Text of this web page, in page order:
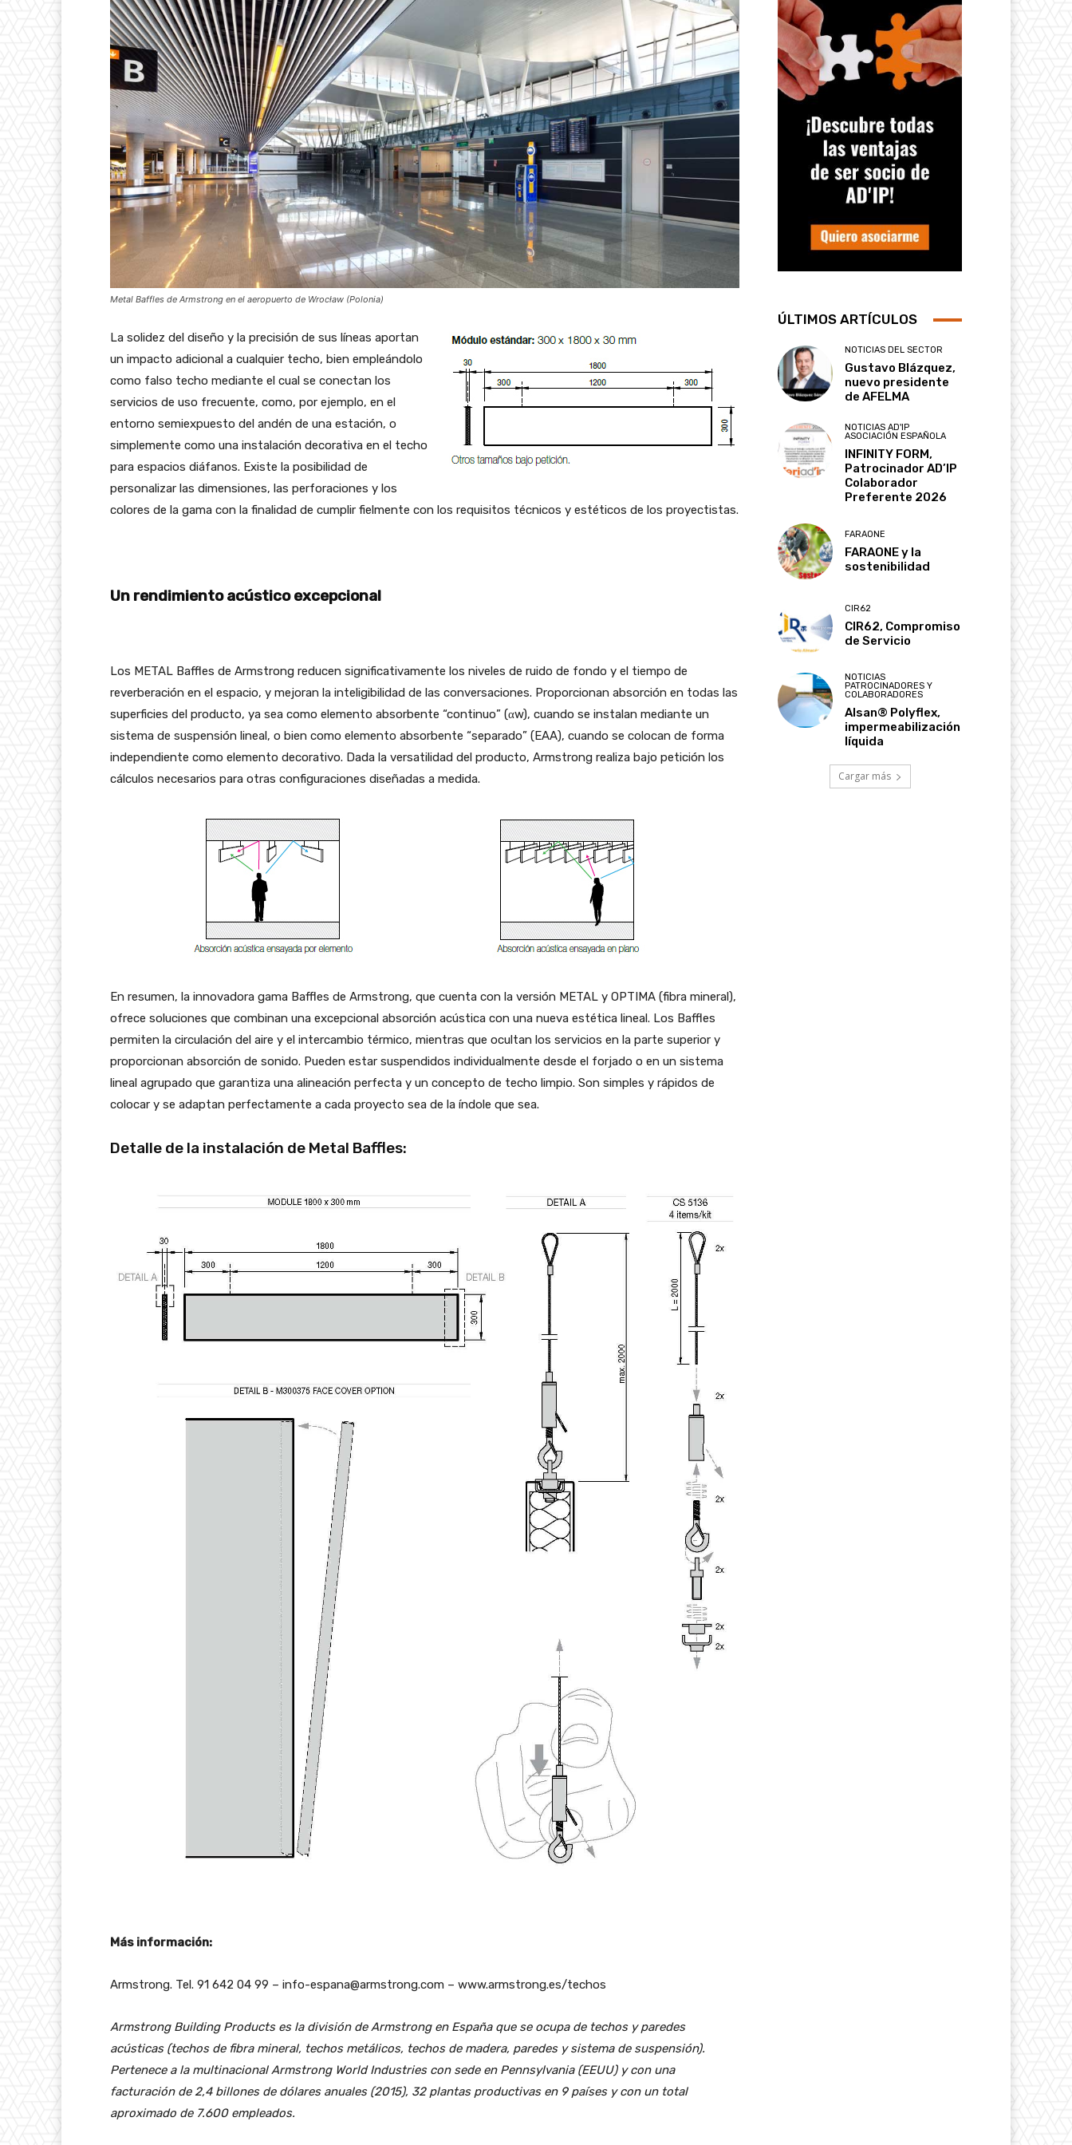
Metal Baffles de Armstrong en el aeropuerto de Wrocław (Polonia)
La solidez del diseño y la precisión de sus líneas aportan
un impacto adicional a cualquier techo, bien empleándolo
como falso techo mediante el cual se conectan los
servicios de uso frecuente, como, por ejemplo, en el
entorno semiexpuesto del andén de una estación, o
simplemente como una instalación decorativa en el techo
para espacios diáfanos. Existe la posibilidad de
personalizar las dimensiones, las perforaciones y los
colores de la gama con la finalidad de cumplir fielmente con los requisitos técnicos y estéticos de los proyectistas.
Un rendimiento acústico excepcional
Los METAL Baffles de Armstrong reducen significativamente los niveles de ruido de fondo y el tiempo de
reverberación en el espacio, y mejoran la inteligibilidad de las conversaciones. Proporcionan absorción en todas las
superficies del producto, ya sea como elemento absorbente “continuo” (αw), cuando se instalan mediante un
sistema de suspensión lineal, o bien como elemento absorbente “separado” (EAA), cuando se colocan de forma
independiente como elemento decorativo. Dada la versatilidad del producto, Armstrong realiza bajo petición los
cálculos necesarios para otras configuraciones diseñadas a medida.
En resumen, la innovadora gama Baffles de Armstrong, que cuenta con la versión METAL y OPTIMA (fibra mineral),
ofrece soluciones que combinan una excepcional absorción acústica con una nueva estética lineal. Los Baffles
permiten la circulación del aire y el intercambio térmico, mientras que ocultan los servicios en la parte superior y
proporcionan absorción de sonido. Pueden estar suspendidos individualmente desde el forjado o en un sistema
lineal agrupado que garantiza una alineación perfecta y un concepto de techo limpio. Son simples y rápidos de
colocar y se adaptan perfectamente a cada proyecto sea de la índole que sea.
Detalle de la instalación de Metal Baffles:
Más información:
Armstrong. Tel. 91 642 04 99 – info-espana@armstrong.com – www.armstrong.es/techos
Armstrong Building Products es la división de Armstrong en España que se ocupa de techos y paredes
acústicas (techos de fibra mineral, techos metálicos, techos de madera, paredes y sistema de suspensión).
Pertenece a la multinacional Armstrong World Industries con sede en Pennsylvania (EEUU) y con una
facturación de 2,4 billones de dólares anuales (2015), 32 plantas productivas en 9 países y con un total
aproximado de 7.600 empleados.
ÚLTIMOS ARTÍCULOS
NOTICIAS DEL SECTOR
Gustavo Blázquez,
nuevo presidente
de AFELMA
NOTICIAS AD'IP
ASOCIACIÓN ESPAÑOLA
INFINITY FORM,
Patrocinador AD’IP
Colaborador
Preferente 2026
FARAONE
FARAONE y la
sostenibilidad
CIR62
CIR62, Compromiso
de Servicio
NOTICIAS
PATROCINADORES Y
COLABORADORES
Alsan® Polyflex,
impermeabilización
líquida
Cargar más